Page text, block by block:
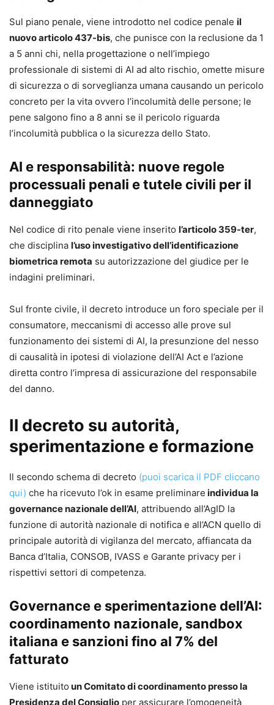
fondamentali.
Responsabilità del produttore, responsabilità da
cose in custodia, attività pericolosa e
responsabilità contrattuale.
Decisione algoritmicamente mediata nei poteri
pubblici e nella funzione giurisdizionale.
Rischio di autonomia nella mobilità algoritmica e
responsabilità nell’ecosistema medico-digitale.
governance societaria e nella valutazione del
credito.
Pratiche manipolative, persone vulnerabili,
Acquista il volume e aggiorna subito le tue competenze su
uno dei temi più complessi e urgenti del diritto
contemporaneo: la responsabilità civile nell’era
Virgilio D’Antonio,
Avvocato, Professore ordinario di Diritto privato
comparato, è attualmente Rettore dell’Università degli
Studi di Salerno. Già Direttore del Dipartimento di Scienze
Politiche e della Comunicazione presso il
medesimo ateneo, ove insegna Istituzioni di Diritto privato
comunicazione. È titolare della cattedra di Diritto
commerciale presso la Link Campus University. Autore di
numerose pubblicazioni in materia di diritto comparato,
Bruno Meoli,
Avvocato, Professore ordinario di Sistemi giuridici
Salerno. Direttore del Laboratorio della Responsabilità
Civile “Gaetano Vardaro”. Autore di articoli e monografie in
materia di diritto comparato, responsabilità civile,
Sul piano penale, viene introdotto nel codice penale il
nuovo articolo 437-bis, che punisce con la reclusione da 1
a 5 anni chi, nella progettazione o nell’impiego
professionale di sistemi di AI ad alto rischio, omette misure
di sicurezza o di sorveglianza umana causando un pericolo
concreto per la vita ovvero l’incolumità delle persone; le
pene salgono fino a 8 anni se il pericolo riguarda
l’incolumità pubblica o la sicurezza dello Stato.
AI e responsabilità: nuove regole
processuali penali e tutele civili per il
danneggiato
Nel codice di rito penale viene inserito l’articolo 359-ter,
che disciplina l’uso investigativo dell’identificazione
biometrica remota su autorizzazione del giudice per le
indagini preliminari.
Sul fronte civile, il decreto introduce un foro speciale per il
consumatore, meccanismi di accesso alle prove sul
funzionamento dei sistemi di AI, la presunzione del nesso
di causalità in ipotesi di violazione dell’AI Act e l’azione
diretta contro l’impresa di assicurazione del responsabile
del danno.
Il decreto su autorità,
sperimentazione e formazione
Il secondo schema di decreto (puoi scarica il PDF cliccano
qui) che ha ricevuto l’ok in esame preliminare individua la
governance nazionale dell’AI, attribuendo all’AgID la
funzione di autorità nazionale di notifica e all’ACN quello di
principale autorità di vigilanza del mercato, affiancata da
Banca d’Italia, CONSOB, IVASS e Garante privacy per i
rispettivi settori di competenza.
Governance e sperimentazione dell’AI:
coordinamento nazionale, sandbox
italiana e sanzioni fino al 7% del
fatturato
Viene istituito un Comitato di coordinamento presso la
Presidenza del Consiglio per assicurare l’omogeneità